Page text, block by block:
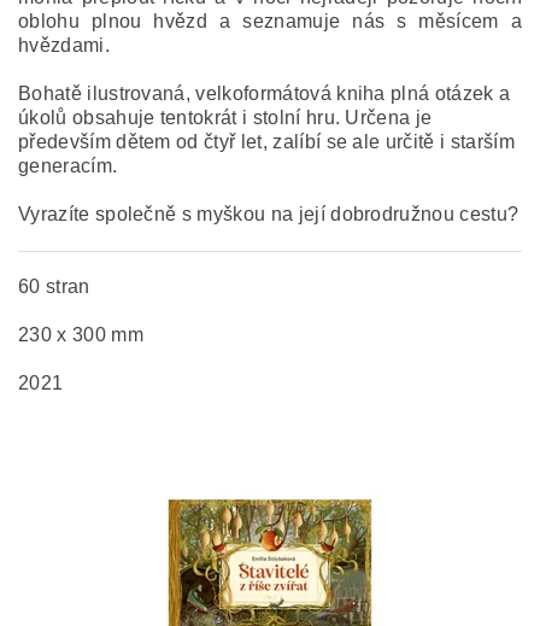
oblohu plnou hvězd a seznamuje nás s měsícem a
hvězdami.
Bohatě ilustrovaná, velkoformátová kniha plná otázek a
úkolů obsahuje tentokrát i stolní hru. Určena je
především dětem od čtyř let, zalíbí se ale určitě i starším
generacím.
Vyrazíte společně s myškou na její dobrodružnou cestu?
60 stran
230 x 300 mm
2021